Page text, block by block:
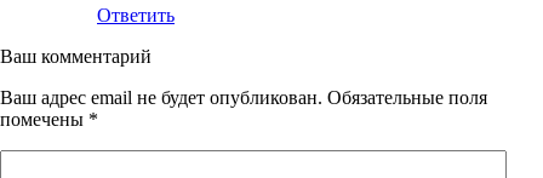
Ответить
Ваш комментарий
Ваш адрес email не будет опубликован. Обязательные поля
помечены *